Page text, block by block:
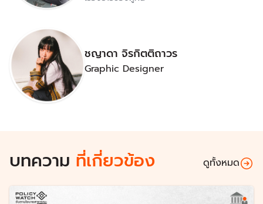
ชญาดา จิรกิตติถาวร
Graphic Designer
บทความ ที่เกี่ยวข้อง ดูทั้งหมด